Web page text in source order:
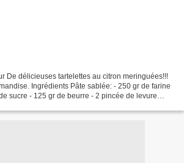
De délicieuses tartelettes au citron meringuées!!!
Ingrédients Pâte sablée: - 250 gr de farine
sucre - 125 gr de beurre - 2 pincée de levure